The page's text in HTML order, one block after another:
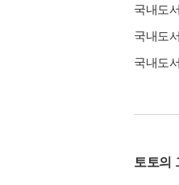
국내도
국내도
국내도
토토의